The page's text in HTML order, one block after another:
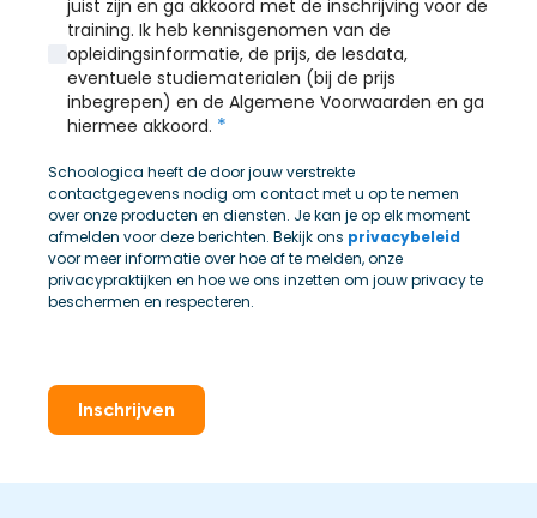
juist zijn en ga akkoord met de inschrijving voor de
training. Ik heb kennisgenomen van de
opleidingsinformatie, de prijs, de lesdata,
eventuele studiematerialen (bij de prijs
inbegrepen) en de Algemene Voorwaarden en ga
hiermee akkoord. *
Schoologica heeft de door jouw verstrekte
contactgegevens nodig om contact met u op te nemen
over onze producten en diensten. Je kan je op elk moment
afmelden voor deze berichten. Bekijk ons privacybeleid
voor meer informatie over hoe af te melden, onze
privacypraktijken en hoe we ons inzetten om jouw privacy te
beschermen en respecteren.
Inschrijven